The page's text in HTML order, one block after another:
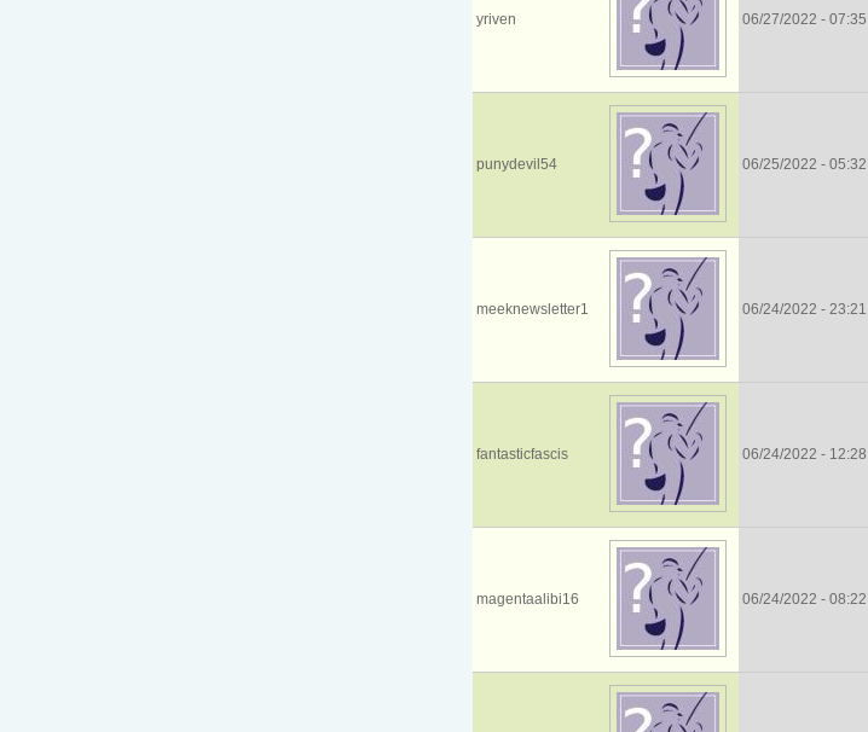
yriven 06/27/2022 - 07:35
punydevil54 06/25/2022 - 05:32
meeknewsletter1 06/24/2022 - 23:21
fantasticfascis 06/24/2022 - 12:28
magentaalibi16 06/24/2022 - 08:22